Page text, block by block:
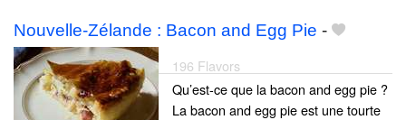
Nouvelle-Zélande : Bacon and Egg Pie -
196 Flavors
Qu’est-ce que la bacon and egg pie ?
La bacon and egg pie est une tourte